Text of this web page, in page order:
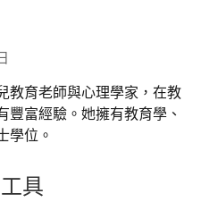
教育老師與心理學家，在教
豐富經驗。她擁有教育學、
學位。
具